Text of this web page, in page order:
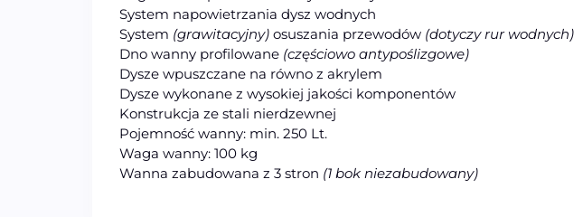
System napowietrzania dysz wodnych
System (grawitacyjny) osuszania przewodów (dotyczy rur wodnych)
Dno wanny profilowane (częściowo antypoślizgowe)
Dysze wpuszczane na równo z akrylem
Dysze wykonane z wysokiej jakości komponentów
Konstrukcja ze stali nierdzewnej
Pojemność wanny: min. 250 Lt.
Waga wanny: 100 kg
Wanna zabudowana z 3 stron (1 bok niezabudowany)